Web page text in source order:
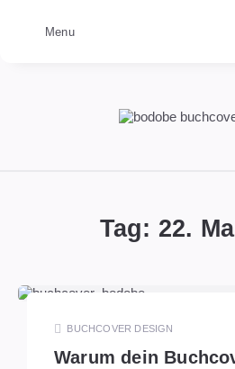
Tag: 22.
BUCHCOVER DESIGN
Warum dein
Menu